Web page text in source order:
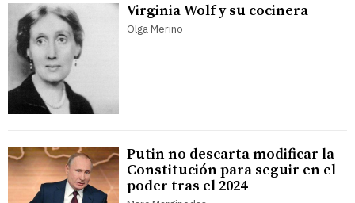
Virginia Wolf y su cocinera
Olga Merino
Putin no descarta modificar la
Constitución para seguir en el
poder tras el 2024